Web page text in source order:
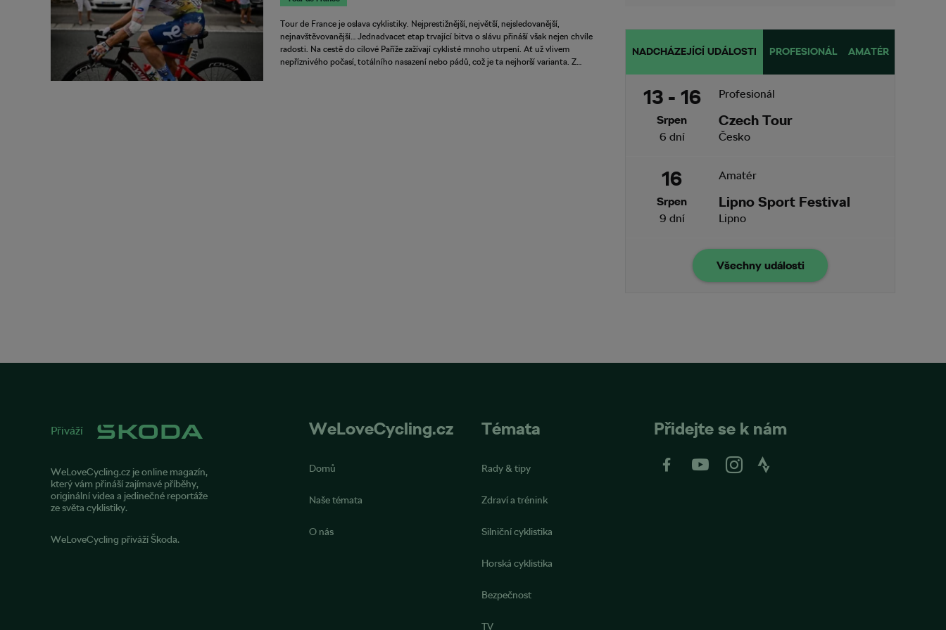
Tour de France je oslava cyklistiky. Nejprestižnější, největší, nejsledovanější,
nejnavštěvovanější… Jednadvacet etap trvající bitva o slávu přináší však nejen chvíle
radosti. Na cestě do cílové Paříže zažívají cyklisté mnoho utrpení. Ať už vlivem
nepříznivého počasí, totálního nasazení nebo pádů, což je ta nejhorší varianta. Z…
NADCHÁZEJÍCÍ UDÁLOSTI PROFESIONÁL AMATÉR
13 - 16
Srpen
6 dní
Profesionál
Czech Tour
Česko
16
Srpen
9 dní
Amatér
Lipno Sport Festival
Lipno
Všechny události
Přiváží
WeLoveCycling.cz je online magazín,
který vám přináší zajímavé příběhy,
originální videa a jedinečné reportáže
ze světa cyklistiky.
WeLoveCycling přiváží Škoda.
WeLoveCycling.cz
Domů
Naše témata
O nás
Témata
Rady & tipy
Zdraví a trénink
Silniční cyklistika
Horská cyklistika
Bezpečnost
TV
Přidejte se k nám